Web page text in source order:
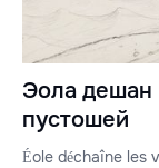
Эола дешан
пустошей
Éole déchaîne les